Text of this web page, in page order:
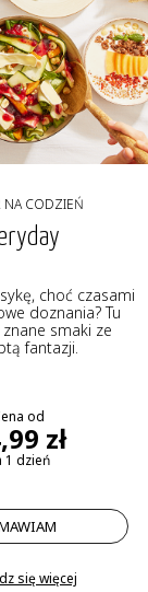
NA CODZIEŃ
choć czasami
doznania? Tu
smaki ze
fantazji.
od
zł
1 dzień
się więcej